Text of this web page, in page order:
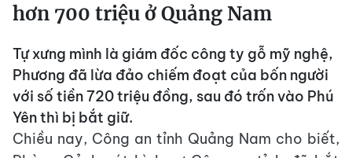
hơn 700 triệu ở Quảng Nam
Tự xưng mình là giám đốc công ty gỗ mỹ nghệ,
Phương đã lừa đảo chiếm đoạt của bốn người
với số tiền 720 triệu đồng, sau đó trốn vào Phú
Yên thì bị bắt giữ.
Chiều nay, Công an tỉnh Quảng Nam cho biết,